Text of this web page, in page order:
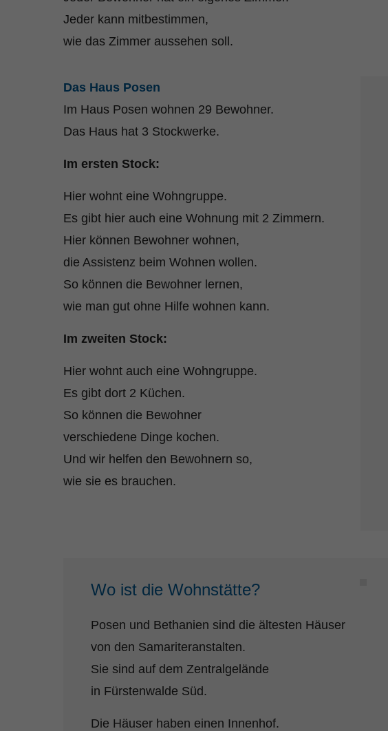
Jeder kann mitbestimmen,
wie das Zimmer aussehen soll.
Das Haus Posen
Im Haus Posen wohnen 29 Bewohner.
Das Haus hat 3 Stockwerke.
Im ersten Stock:
Hier wohnt eine Wohngruppe.
Es gibt hier auch eine Wohnung mit 2 Zimmern.
Hier können Bewohner wohnen,
die Assistenz beim Wohnen wollen.
So können die Bewohner lernen,
wie man gut ohne Hilfe wohnen kann.
Im zweiten Stock:
Hier wohnt auch eine Wohngruppe.
Es gibt dort 2 Küchen.
So können die Bewohner
verschiedene Dinge kochen.
Und wir helfen den Bewohnern so,
wie sie es brauchen.
Wo ist die Wohnstätte?
Posen und Bethanien sind die ältesten Häuser
von den Samariteranstalten.
Sie sind auf dem Zentralgelände
in Fürstenwalde Süd.
Die Häuser haben einen Innenhof.